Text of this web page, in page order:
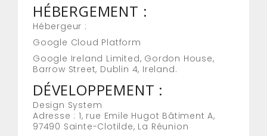
HÉBERGEMENT :
Hébergeur :
Google Cloud Platform
Google Ireland Limited, Gordon House,
Barrow Street, Dublin 4, Ireland.
DÉVELOPPEMENT :
Design System
Adresse : 1, rue Emile Hugot Bâtiment A,
97490 Sainte-Clotilde, La Réunion